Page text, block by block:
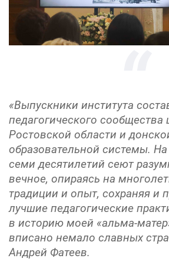
«Выпускники института
педагогического сообщества
Ростовской области и
образовательной системы.
семи десятилетий сеют
вечное, опираясь на
традиции и опыт, сохраняя и
лучшие педагогические
в историю моей «альма-
вписано немало славных
Андрей Фатеев.